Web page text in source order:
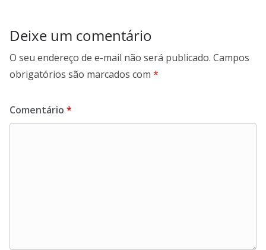
Deixe um comentário
O seu endereço de e-mail não será publicado. Campos
obrigatórios são marcados com *
Comentário *